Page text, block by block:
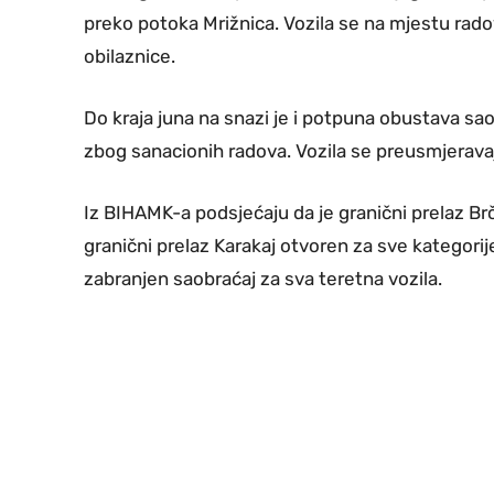
preko potoka Mrižnica. Vozila se na mjestu
obilaznice.
Do kraja juna na snazi je i potpuna obustava
zbog sanacionih radova. Vozila se
Iz BIHAMK-a podsjećaju da je granični prelaz
granični prelaz Karakaj otvoren za sve
zabranjen saobraćaj za sva teretna vozila.